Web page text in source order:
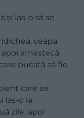
și las-o să se
ceapa
amestecă
bucată să fie
care se
las-o la
zile, apoi